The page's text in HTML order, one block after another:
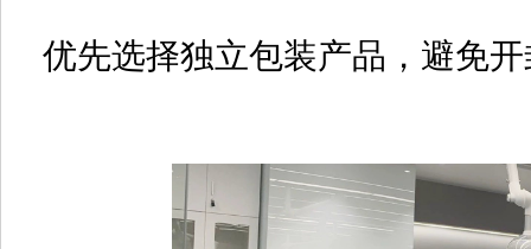
优先选择独立包装产品，避免